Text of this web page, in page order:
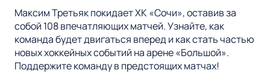
Максим Третьяк покидает ХК «Сочи», оставив за
собой 108 впечатляющих матчей. Узнайте, как
команда будет двигаться вперед и как стать частью
новых хоккейных событий на арене «Большой».
Поддержите команду в предстоящих матчах!